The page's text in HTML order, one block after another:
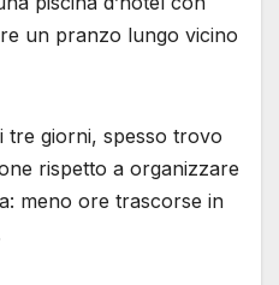
un pranzo lungo vicino
tre giorni, spesso trovo
rispetto a organizzare
meno ore trascorse in